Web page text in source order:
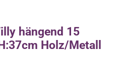
hängend 15
Holz/Metall